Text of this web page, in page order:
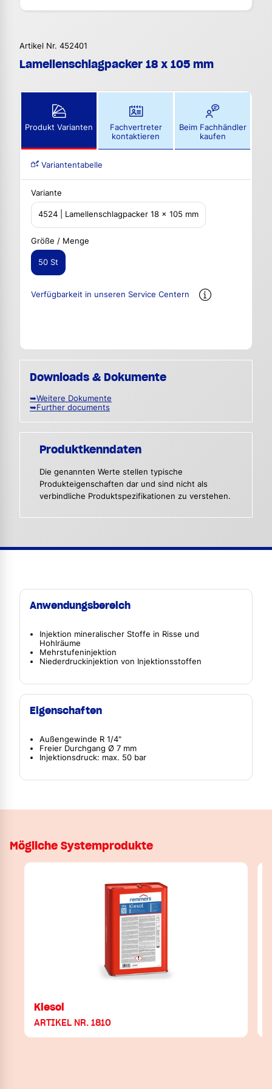
Artikel Nr. 452401
Lamellenschlagpacker 18 x 105 mm
Produkt Varianten
Fachvertreter
kontaktieren
Beim Fachhändler
kaufen
Variantentabelle
Variante
4524 | Lamellenschlagpacker 18 x 105 mm
Größe / Menge
50 St
Verfügbarkeit in unseren Service Centern
Downloads & Dokumente
➥Weitere Dokumente
➥Further documents
Produktkenndaten
Die genannten Werte stellen typische
Produkteigenschaften dar und sind nicht als
verbindliche Produktspezifikationen zu verstehen.
Anwendungsbereich
Injektion mineralischer Stoffe in Risse und
Hohlräume
Mehrstufeninjektion
Niederdruckinjektion von Injektionsstoffen
Eigenschaften
Außengewinde R 1/4"
Freier Durchgang Ø 7 mm
Injektionsdruck: max. 50 bar
Mögliche Systemprodukte
Kiesol
ARTIKEL NR. 1810